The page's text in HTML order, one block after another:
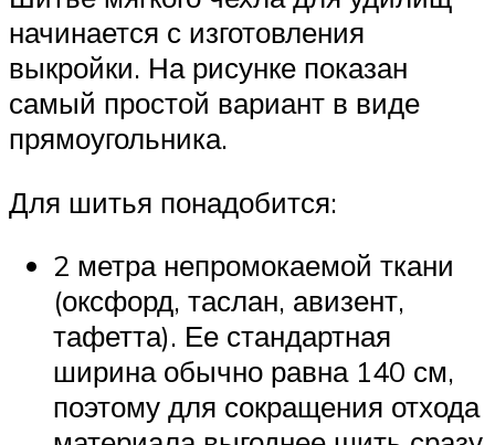
начинается с изготовления
выкройки. На рисунке показан
самый простой вариант в виде
прямоугольника.
Для шитья понадобится:
2 метра непромокаемой ткани
(оксфорд, таслан, авизент,
тафетта). Ее стандартная
ширина обычно равна 140 см,
поэтому для сокращения отхода